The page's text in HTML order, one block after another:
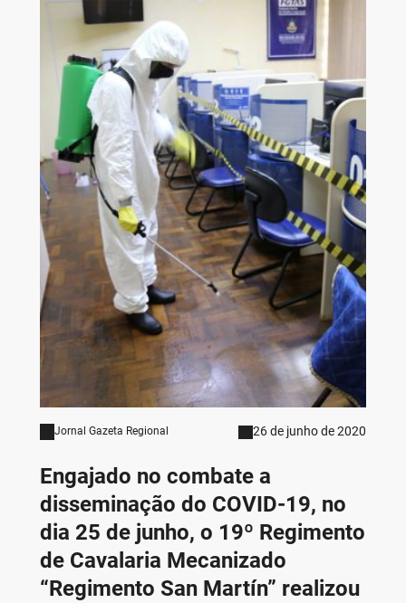
Jornal Gazeta Regional 26 de junho de 2020
Engajado no combatea
disseminação do COVID-19, no
dia 25 de junho, o 19º Regimento
de Cavalaria Mecanizado
“Regimento San Martín” realizou